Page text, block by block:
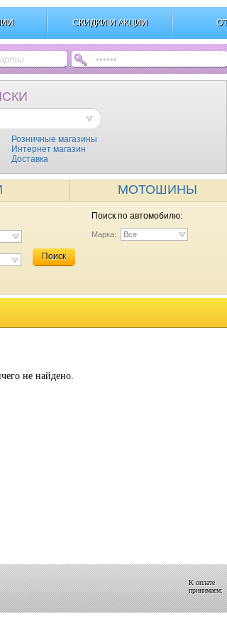
СКИДКИ И АКЦИИ
Розничные магазины
Интернет магазин
Доставка
МОТОШИНЫ
Поиск
Поиск по автомобилю:
Марка: Все
не найдено.
К оплате
принимаем: